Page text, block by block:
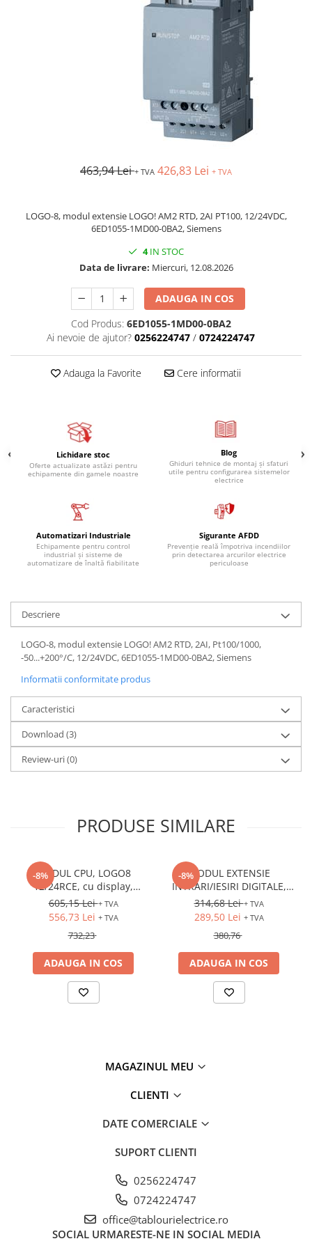
AFDD - Sigurante & dispozitive de
463,94 Lei+ TVA 426,83 Lei + TVA
LOGO-8, modul extensie LOGO! AM2 RTD, 2AI PT100, 12/24VDC,
6ED1055-1MD00-0BA2, Siemens
4IN STOC
Data de livrare: Miercuri, 12.08.2026
ADAUGA IN COS
Cod Produs: 6ED1055-1MD00-0BA2
Ai nevoie de ajutor? 0256224747 / 0724224747
Adauga la Favorite Cere informatii
Lichidare stoc
Oferte actualizate astăzi pentru
echipamente din gamele noastre
Blog
Ghiduri tehnice de montaj și sfaturi
utile pentru configurarea sistemelor
electrice
Automatizari Industriale
Echipamente pentru control
industrial și sisteme de
automatizare de înaltă fiabilitate
Sigurante AFDD
Prevenție reală împotriva incendiilor
prin detectarea arcurilor electrice
periculoase
Descriere
LOGO-8, modul extensie LOGO! AM2 RTD, 2AI, Pt100/1000,
-50...+200°/C, 12/24VDC, 6ED1055-1MD00-0BA2, Siemens
Informatii conformitate produs
Caracteristici
Download (3)
Review-uri(0)
PRODUSE SIMILARE
-8%
MODUL CPU, LOGO8
12/24RCE, cu display,
12/24VDC, intrari: 8DI (4AI),
iesiri: 4DO (releu), Ethernet
605,15 Lei+ TVA
556,73 Lei + TVA
732,23
ADAUGA IN COS
-8%MODUL EXTENSIE
INTRARI/IESIRI DIGITALE,
LOGO8 DM8 12/24R,
12/24VDC, intrari: 4DI, iesiri:
4DO (releu)
314,68 Lei+ TVA
289,50 Lei + TVA
380,76
ADAUGA IN COS
MAGAZINUL MEU
CLIENTI
DATE COMERCIALE
SUPORT CLIENTI
0256224747
0724224747
office@tablourielectrice.ro
SOCIAL URMARESTE-NE IN SOCIAL MEDIA